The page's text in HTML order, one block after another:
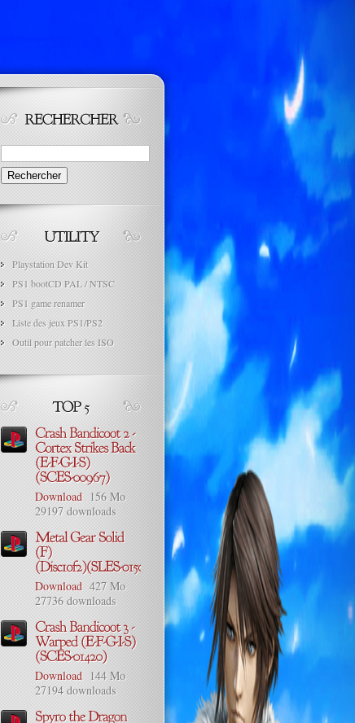
Rechercher :
Playstation Dev Kit
PS1 bootCD PAL / NTSC
PS1 game renamer
Liste des jeux PS1/PS2
Outil pour patcher les ISO
Download 156 Mo
29197 downloads
Download 427 Mo
27736 downloads
Download 144 Mo
27194 downloads